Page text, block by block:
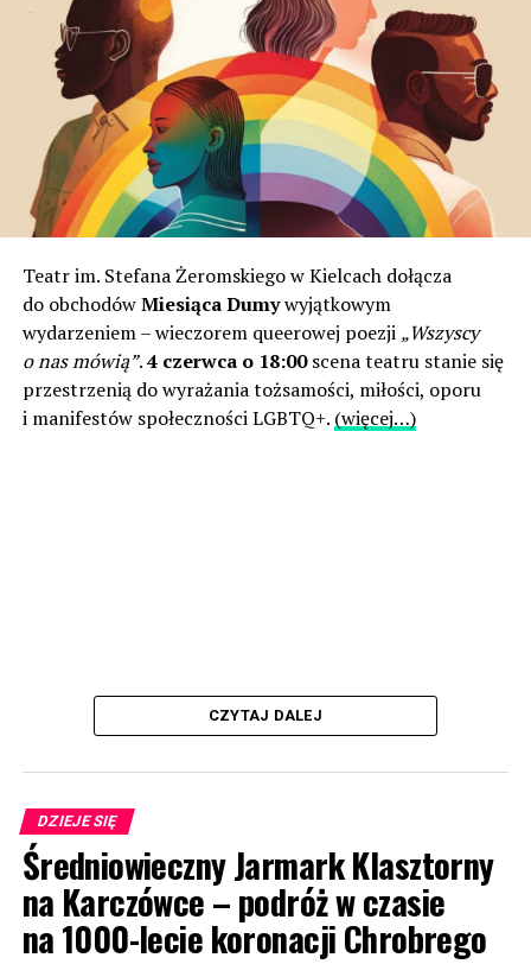
Teatr im. Stefana Żeromskiego w Kielcach dołącza
do obchodówMiesiąca Dumywyjątkowym
wydarzeniem – wieczorem queerowej poezji „Wszyscy
o nas mówią”.4 czerwca o 18:00scena teatru stanie się
przestrzenią do wyrażania tożsamości, miłości, oporu
i manifestów społeczności LGBTQ+. (więcej…)
CZYTAJ DALEJ
DZIEJE SIĘ
Średniowieczny Jarmark Klasztorny
na Karczówce – podróż w czasie
na 1000-lecie koronacji Chrobrego